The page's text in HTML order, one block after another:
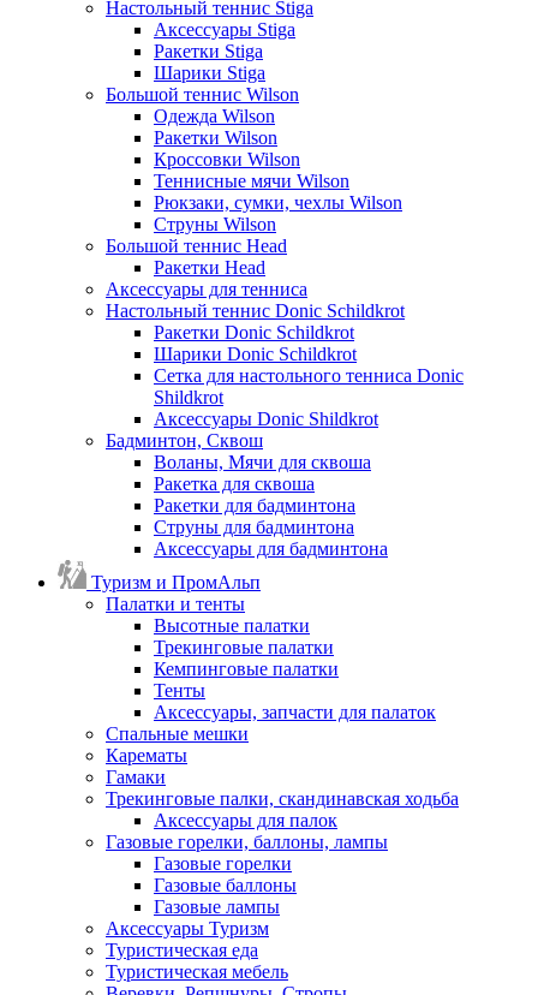
Настольный теннис Stiga
Аксессуары Stiga
Ракетки Stiga
Шарики Stiga
Большой теннис Wilson
Одежда Wilson
Ракетки Wilson
Кроссовки Wilson
Теннисные мячи Wilson
Рюкзаки, сумки, чехлы Wilson
Струны Wilson
Большой теннис Head
Ракетки Head
Аксессуары для тенниса
Настольный теннис Donic Schildkrot
Ракетки Donic Schildkrot
Шарики Donic Schildkrot
Сетка для настольного тенниса Donic
Shildkrot
Аксессуары Donic Shildkrot
Бадминтон, Сквош
Воланы, Мячи для сквоша
Ракетка для сквоша
Ракетки для бадминтона
Струны для бадминтона
Аксессуары для бадминтона
Туризм и ПромАльп
Палатки и тенты
Высотные палатки
Трекинговые палатки
Кемпинговые палатки
Тенты
Аксессуары, запчасти для палаток
Спальные мешки
Карематы
Гамаки
Трекинговые палки, скандинавская ходьба
Аксессуары для палок
Газовые горелки, баллоны, лампы
Газовые горелки
Газовые баллоны
Газовые лампы
Аксессуары Туризм
Туристическая еда
Туристическая мебель